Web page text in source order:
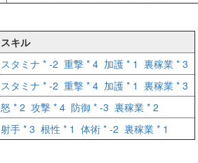
スキル
スタミナ * -2 重撃 * 4 加護 * 1 裏稼業 * 3
スタミナ * -2 重撃 * 4 加護 * 1 裏稼業 * 3
怒 * 2 攻撃 * 4 防御 * -3 裏稼業 * 2
射手 * 3 根性 * 1 体術 * -2 裏稼業 * 1